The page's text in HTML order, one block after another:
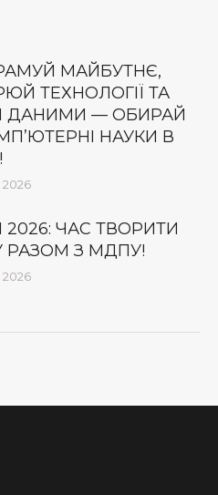
МАЙБУТНЄ,
ТЕХНОЛОГІЇ ТА
ДАНИМИ — ОБИРАЙ
НАУКИ В
2026
2026: ЧАС ТВОРИТИ
РАЗОМ З МДПУ!
2026